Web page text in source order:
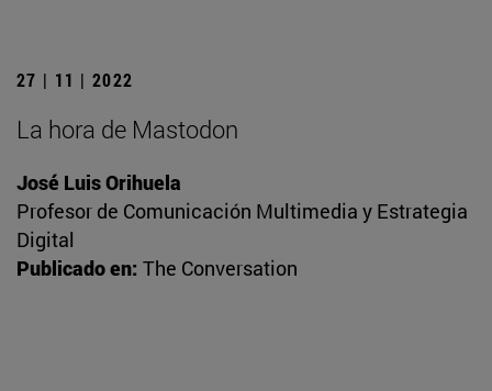
27 | 11 | 2022
La hora de Mastodon
José Luis Orihuela
Profesor de Comunicación Multimedia y Estrategia
Digital
Publicado en: The Conversation